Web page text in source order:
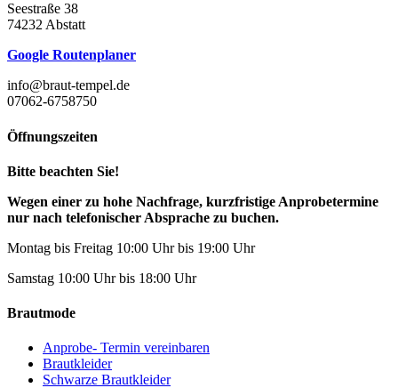
Seestraße 38
74232 Abstatt
Google Routenplaner
info@braut-tempel.de
07062-6758750
Öffnungszeiten
Bitte beachten Sie!
Wegen einer zu hohe Nachfrage, kurzfristige Anprobetermine
nur nach telefonischer Absprache zu buchen.
Montag bis Freitag 10:00 Uhr bis 19:00 Uhr
Samstag 10:00 Uhr bis 18:00 Uhr
Brautmode
Anprobe- Termin vereinbaren
Brautkleider
Schwarze Brautkleider